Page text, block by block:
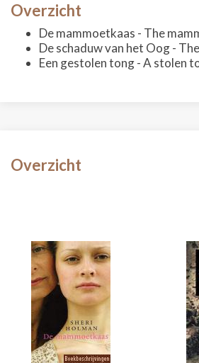
Overzicht
De mammoetkaas - The
De schaduw van het Oog -
Een gestolen tong - A stolen
Overzicht